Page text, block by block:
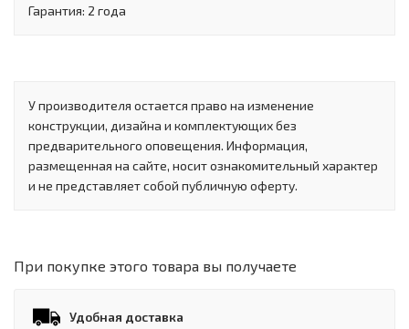
Гарантия: 2 года
У производителя остается право на изменение
конструкции, дизайна и комплектующих без
предварительного оповещения. Информация,
размещенная на сайте, носит ознакомительный характер
и не представляет собой публичную оферту.
При покупке этого товара вы получаете
Удобная доставка